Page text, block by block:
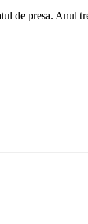
de presa. Anul